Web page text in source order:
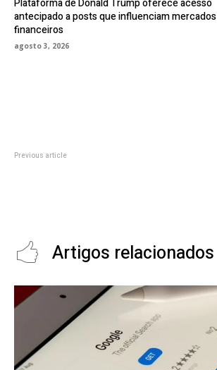
Plataforma de Donald Trump oferece acesso
antecipado a posts que influenciam mercados
financeiros
agosto 3, 2026
Previous article
Artigos relacionados